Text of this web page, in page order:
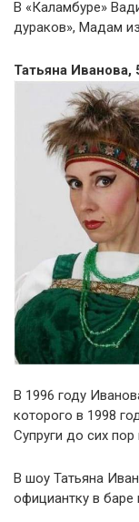
В «Каламбуре»
дураков», Мадам
Татьяна Иванова,
В 1996 году
которого в 1998
Супруги до сих
В шоу Татьяна
официантку в